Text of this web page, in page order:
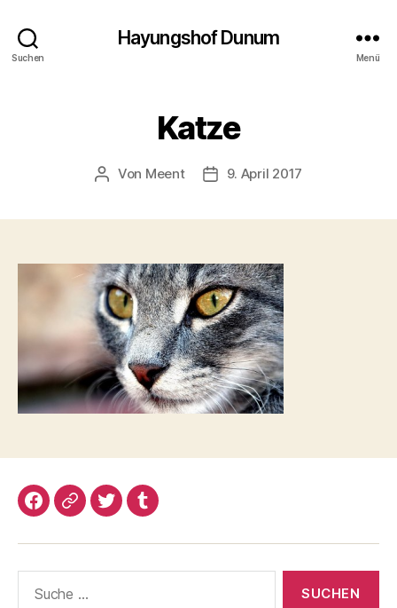
Suchen
Hayungshof Dunum
Menü
Katze
Beitragsautor
Von Meent Beitragsdatum
9. April 2017
Facebook
Google+TwitterTumblr
nach: